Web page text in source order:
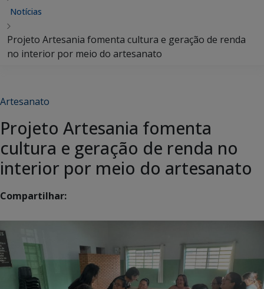
Notícias
Projeto Artesania fomenta cultura e geração de renda
no interior por meio do artesanato
Artesanato
Projeto Artesania fomenta
cultura e geração de renda no
interior por meio do artesanato
Compartilhar: